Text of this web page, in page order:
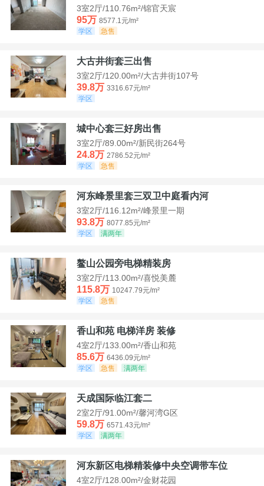
3室2厅/110.76m²/锦官天宸
95万 8577.1元/m²
学区
急售
大古井街套三出售
3室2厅/120.00m²/大古井街107号
39.8万 3316.67元/m²
学区
城中心套三好房出售
3室2厅/89.00m²/新民街264号
24.8万 2786.52元/m²
学区
急售
河东峰景里套三双卫中庭看内河
3室2厅/116.12m²/峰景里一期
93.8万 8077.85元/m²
学区
满两年
鳌山公园旁电梯精装房
3室2厅/113.00m²/喜悦美麓
115.8万 10247.79元/m²
学区
急售
香山和苑 电梯洋房 装修
4室2厅/133.00m²/香山和苑
85.6万 6436.09元/m²
学区
急售 满两年
天成国际临江套二
2室2厅/91.00m²/馨河湾G区
59.8万 6571.43元/m²
学区
满两年
河东新区电梯精装修中央空调带车位
4室2厅/128.00m²/金财花园